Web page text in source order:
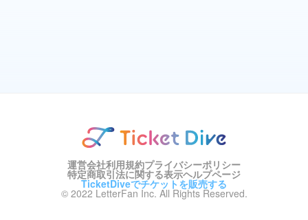
運営会社利用規約プライバシーポリシー
特定商取引法に関する表示ヘルプページ
TicketDiveでチケットを販売する
© 2022 LetterFan Inc. All Rights Reserved.